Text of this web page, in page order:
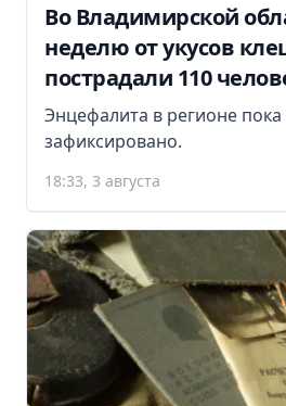
Во Владимирской
неделю от укусов
пострадали 110
Энцефалита в регионе пока
зафиксировано.
18:33, 3 августа